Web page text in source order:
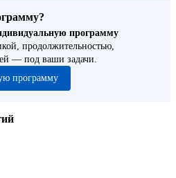
программу
продолжительностью,
— под ваши задачи.
программу